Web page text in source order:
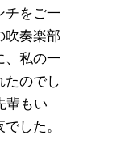
チをご一
吹奏楽部
、私の一
たのでし
輩もい
した。